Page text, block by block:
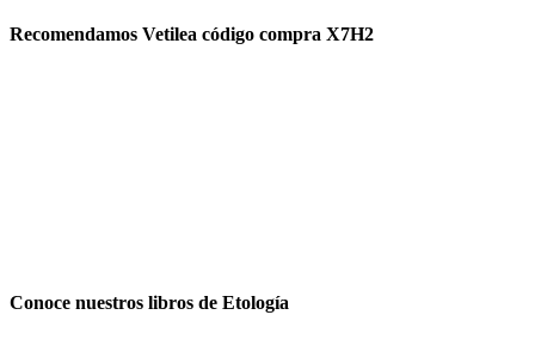
Recomendamos Vetilea código compra X7H2
Conoce nuestros libros de Etología